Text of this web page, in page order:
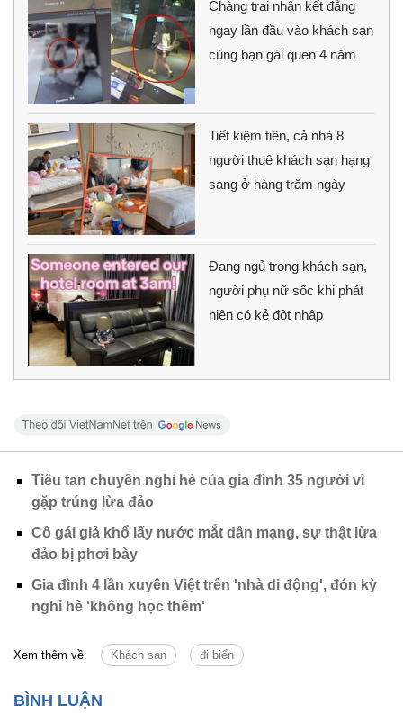
Chàng trai nhận kết đắng
ngay lần đầu vào khách sạn
cùng bạn gái quen 4 năm
Tiết kiệm tiền, cả nhà 8
người thuê khách sạn hạng
sang ở hàng trăm ngày
Đang ngủ trong khách sạn,
người phụ nữ sốc khi phát
hiện có kẻ đột nhập
Tiêu tan chuyến nghỉ hè của gia đình 35 người vì
gặp trúng lừa đảo
Cô gái giả khổ lấy nước mắt dân mạng, sự thật lừa
đảo bị phơi bày
Gia đình 4 lần xuyên Việt trên 'nhà di động', đón kỳ
nghỉ hè 'không học thêm'
Xem thêm về: Khách sạn đi biển